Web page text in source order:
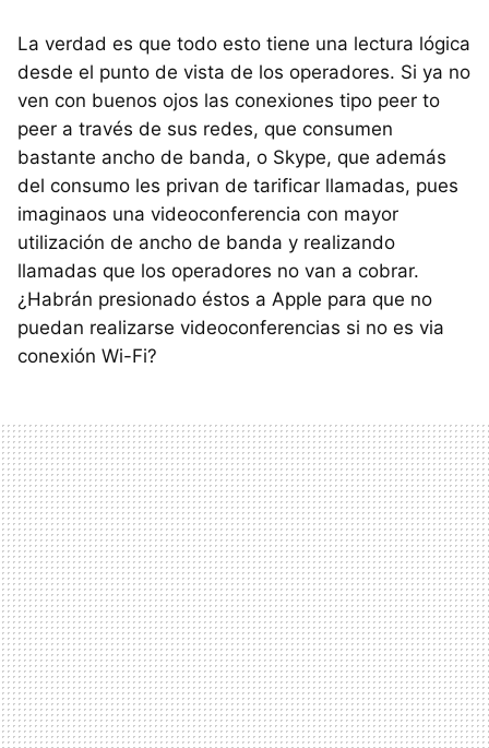
La verdad es que todo esto tiene una lectura lógica
desde el punto de vista de los operadores. Si ya no
ven con buenos ojos las conexiones tipo peer to
peer a través de sus redes, que consumen
bastante ancho de banda, o Skype, que además
del consumo les privan de tarificar llamadas, pues
imaginaos una videoconferencia con mayor
utilización de ancho de banda y realizando
llamadas que los operadores no van a cobrar.
¿Habrán presionado éstos a Apple para que no
puedan realizarse videoconferencias si no es via
conexión Wi-Fi?